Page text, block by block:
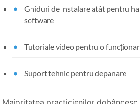
Ghiduri de instalare atât pentru
software
Tutoriale video pentru o
Suport tehnic pentru depanare
Majoritatea practicienilor